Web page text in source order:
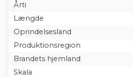
Årti
Længde
Oprindelsesland
Produktionsregion
Brandets hjemland
Skala